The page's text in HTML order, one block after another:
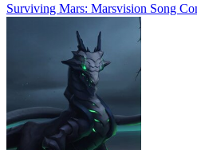
Surviving Mars: Marsvision Song